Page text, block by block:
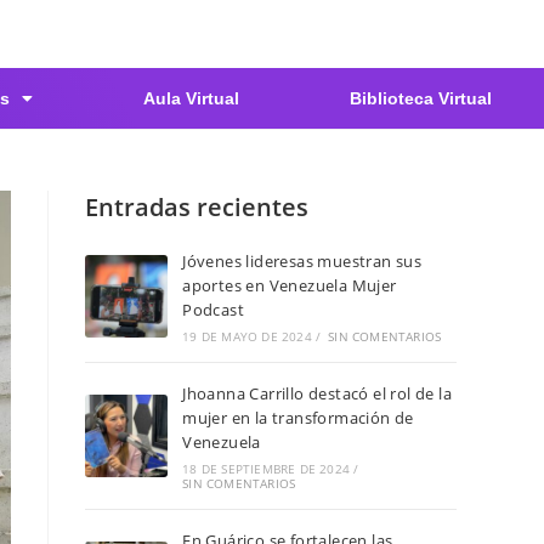
Aula Virtual Biblioteca Virtual
Entradas recientes
Jóvenes lideresas muestran sus
aportes en Venezuela Mujer
Podcast
19 DE MAYO DE 2024 / SIN COMENTARIOS
Jhoanna Carrillo destacó el rol de la
mujer en la transformación de
Venezuela
18 DE SEPTIEMBRE DE 2024 /
SIN COMENTARIOS